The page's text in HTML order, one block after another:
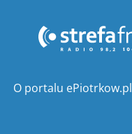
O portalu ePiotrkow.pl